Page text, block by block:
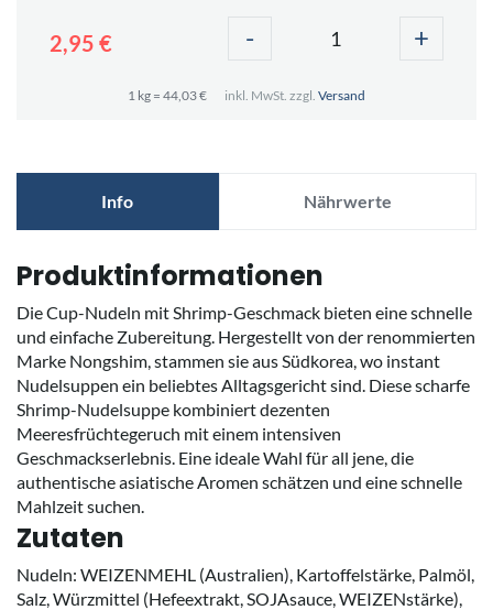
2,95 € - +
1 kg = 44,03 € inkl. MwSt. zzgl. Versand
Info Nährwerte
Produktinformationen
Die Cup-Nudeln mit Shrimp-Geschmack bieten eine schnelle
und einfache Zubereitung. Hergestellt von der renommierten
Marke Nongshim, stammen sie aus Südkorea, wo instant
Nudelsuppen ein beliebtes Alltagsgericht sind. Diese scharfe
Shrimp-Nudelsuppe kombiniert dezenten
Meeresfrüchtegeruch mit einem intensiven
Geschmackserlebnis. Eine ideale Wahl für all jene, die
authentische asiatische Aromen schätzen und eine schnelle
Mahlzeit suchen.
Zutaten
Nudeln: WEIZENMEHL (Australien), Kartoffelstärke, Palmöl,
Salz, Würzmittel (Hefeextrakt, SOJAsauce, WEIZENstärke),